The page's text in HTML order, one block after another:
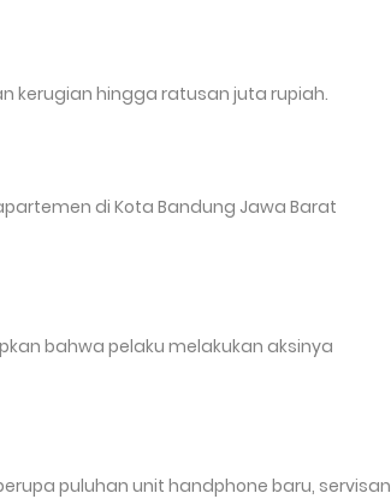
kerugian hingga ratusan juta rupiah.
di Kota Bandung Jawa Barat
bahwa pelaku melakukan aksinya
puluhan unit handphone baru, servisan